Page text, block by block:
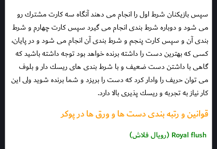
سپس بازيكنان شرط اول را انجام مى دهند آنگاه سه كارت مشترك رو
مى شود و دوباره شرط بندى انجام مى گيرد سپس كارت چهارم و شرط
بندى آن و سپس كارت پنجم و شرط بندى آن انجام مى شود و در پايان،
كسى كه بهترين دست را داشته برنده خواهد بود توجه داشته باشيد كه
گاهى با داشتن دست ضعيف و با شرط بندى هاى ريسك دار و بلوف
مى توان حريف را وادار كرد كه دست را بريزد و شما برنده شويد ولى اين
كار نياز به تجربه و ريسك پذيرى بالا دارد.
قوانين و رتبه بندى دست ها و ورق ها در پوكر